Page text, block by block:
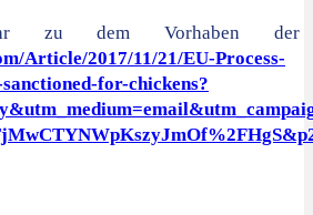
zu dem Vorhaben der
Article/2017/11/21/EU-Process-
for-chickens?